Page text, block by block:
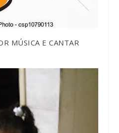
MÚSICA E CANTAR